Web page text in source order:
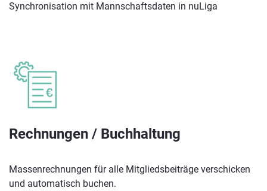
Synchronisation mit Mannschaftsdaten in nuLiga
Rechnungen / Buchhaltung
Massenrechnungen für alle Mitgliedsbeiträge verschicken
und automatisch buchen.